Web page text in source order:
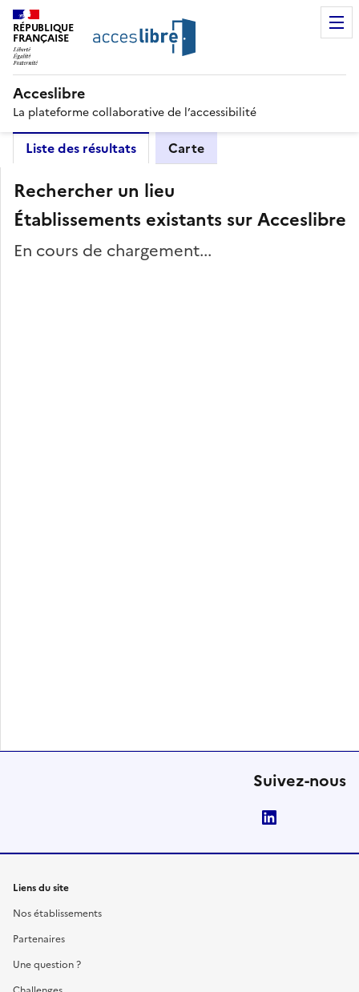
RÉPUBLIQUE
FRANÇAISE
Acceslibre
La plateforme collaborative de l’accessibilité
Liste des résultats Carte
Rechercher un lieu
Établissements existants sur Acceslibre
En cours de chargement...
Suivez-nous
Liens du site
Nos établissements
Partenaires
Une question ?